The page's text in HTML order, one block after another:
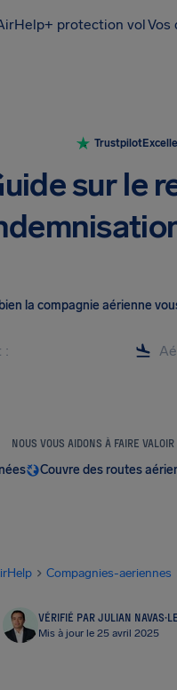
protection volVos
Trustpilot
sur le
la compagnie aérienne
NOUS VOUS AIDONS À FAIRE
Couvre des routes
Compagnies-aeriennes
VÉRIFIÉ PAR JULIAN NAVAS·
Mis à jour le 25 avril 2025